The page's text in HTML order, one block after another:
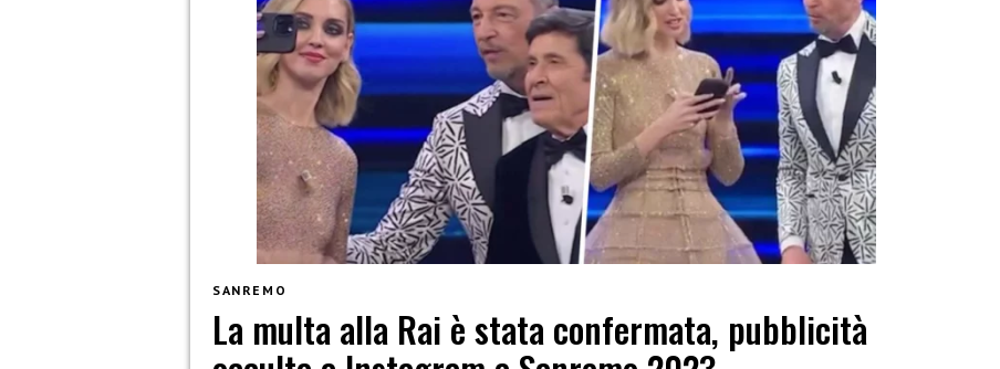
SANREMO
La multa alla Rai è stata confermata, pubblicità